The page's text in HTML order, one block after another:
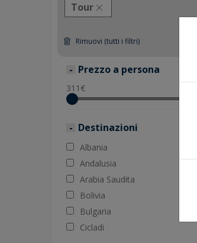
Tour
Rimuovi (tutti i filtri)
Prezzo a persona
311 €
Destinazioni
Albania
Andalusia
Arabia Saudita
Bolivia
Bulgaria
Cicladi